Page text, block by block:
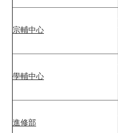
宗輔中心
學輔中心
進修部